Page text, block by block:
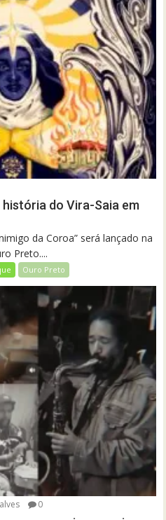
do Vira-Saia em
da Coroa” será lançado na
Preto....
Ouro Preto
0